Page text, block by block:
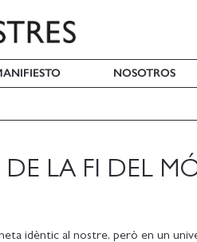
NOSOTROS
DE LA FI DEL
idèntic al nostre, però en un